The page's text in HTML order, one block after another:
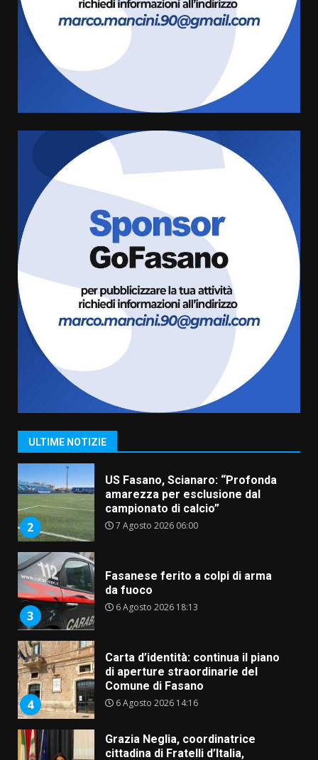
ULTIME NOTIZIE
Carta d’identità: continua il piano
di aperture straordinarie del
Comune di Fasano
cittadina di Fratelli d’Italia,
pronta a tornare in Consiglio
comunale
6 Agosto 2026 08:00
Cura dei beni comuni e
cittadinanza attiva: online
l’avviso per la gestione
condivisa della Villetta di
Laureto
La magia del Minareto e la prima
assoluta de “L’Albergo
Belvedere. Il rapimento”
6 Agosto 2026 06:15
1
“I Contestatori: Musica di
Rivoluzione”: nuovo
appuntamento con “Fasano in
2
US Fasano, Scianaro: “Profonda
amarezza per esclusione dal
campionato di calcio”
7 Agosto 2026 06:00
3
Fasanese ferito a colpi di arma
da fuoco
6 Agosto 2026 18:13
4
Carta d’identità: continua il piano
di aperture straordinarie del
Comune di Fasano
6 Agosto 2026 14:16
Grazia Neglia, coordinatrice
cittadina di Fratelli d’Italia,